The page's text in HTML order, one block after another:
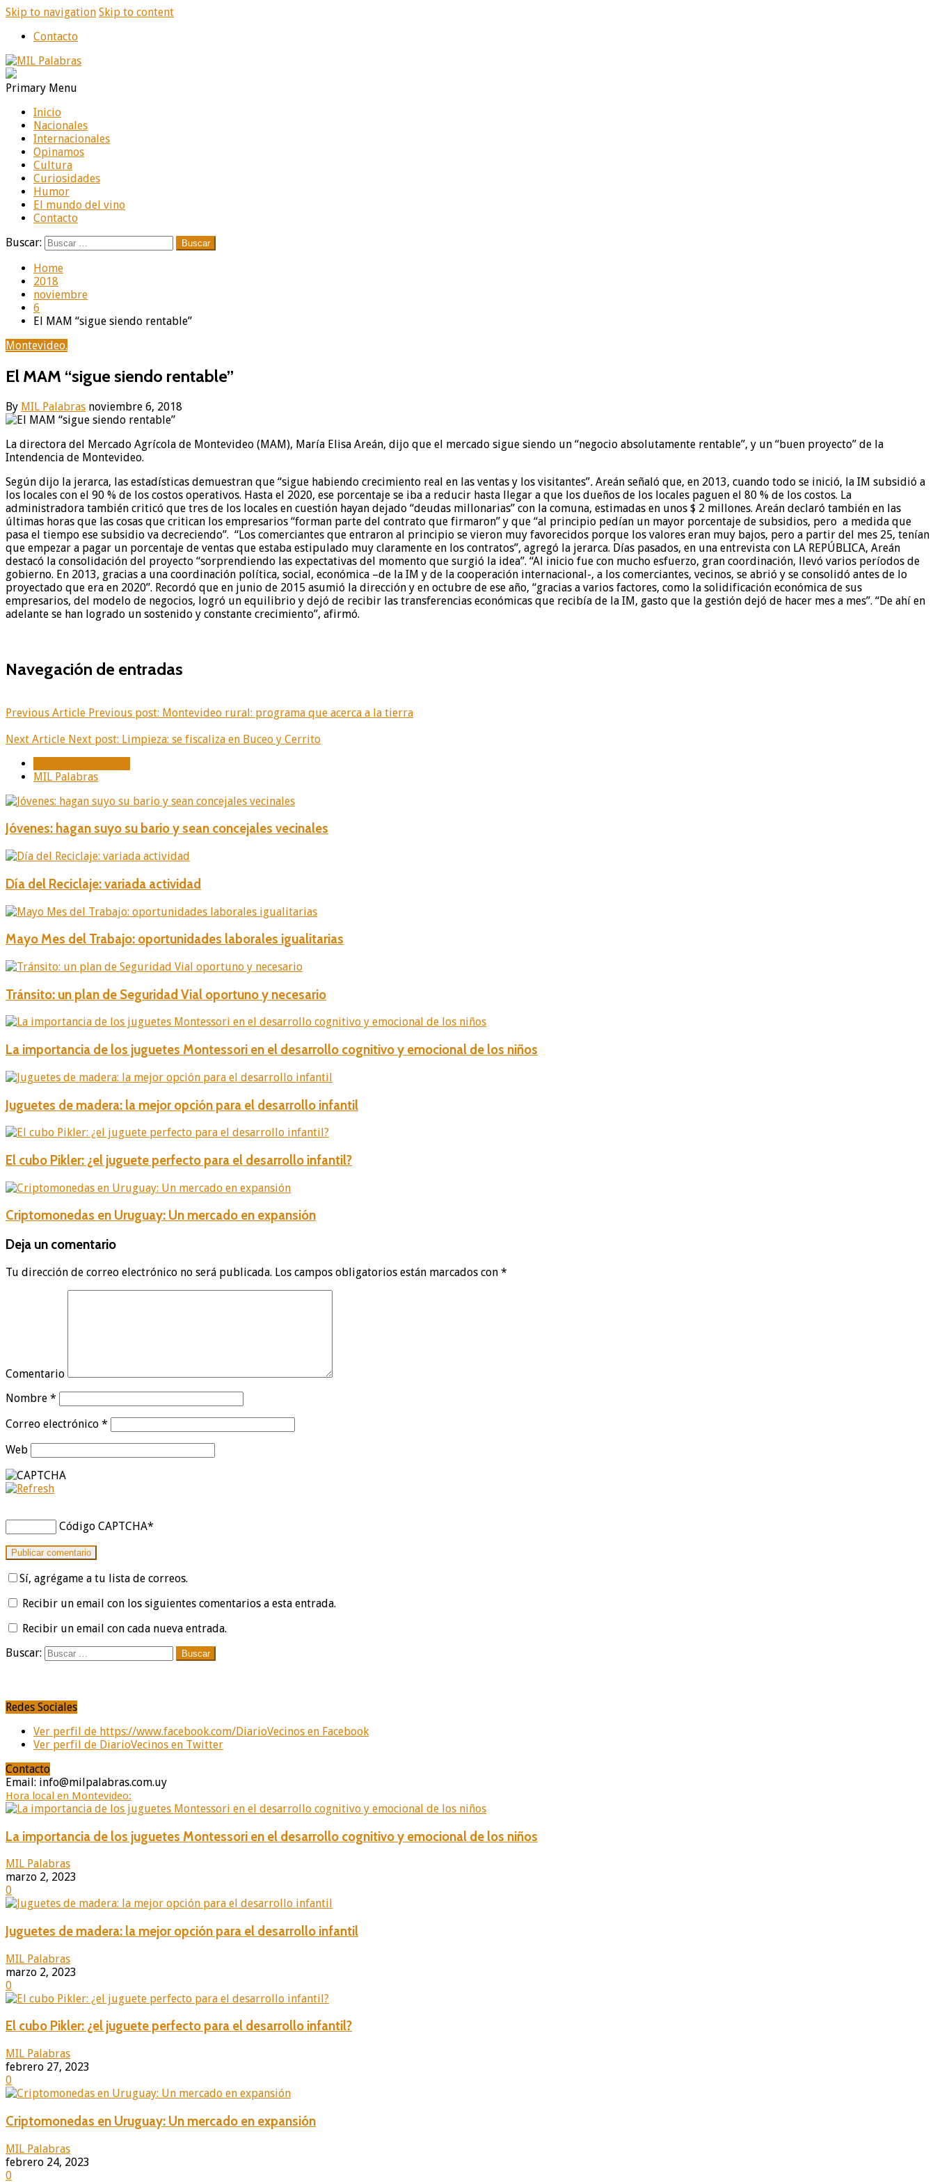
Skip to navigation Skip to content
Contacto
MIL Palabras
Diario online de noticias
Primary Menu
Inicio
Nacionales
Internacionales
Opinamos
Cultura
Curiosidades
Humor
El mundo del vino
Contacto
Buscar:
Home
2018
noviembre
6
El MAM “sigue siendo rentable”
Montevideo.
El MAM “sigue siendo rentable”
By MIL Palabras noviembre 6, 2018
La directora del Mercado Agrícola de Montevideo (MAM), María Elisa Areán, dijo que el mercado sigue siendo un “negocio absolutamente rentable”, y un “buen proyecto” de la
Intendencia de Montevideo.
Según dijo la jerarca, las estadísticas demuestran que “sigue habiendo crecimiento real en las ventas y los visitantes”. Areán señaló que, en 2013, cuando todo se inició, la IM subsidió a
los locales con el 90 % de los costos operativos. Hasta el 2020, ese porcentaje se iba a reducir hasta llegar a que los dueños de los locales paguen el 80 % de los costos. La
administradora también criticó que tres de los locales en cuestión hayan dejado “deudas millonarias” con la comuna, estimadas en unos $ 2 millones. Areán declaró también en las
últimas horas que las cosas que critican los empresarios “forman parte del contrato que firmaron” y que “al principio pedían un mayor porcentaje de subsidios, pero a medida que
pasa el tiempo ese subsidio va decreciendo”. “Los comerciantes que entraron al principio se vieron muy favorecidos porque los valores eran muy bajos, pero a partir del mes 25, tenían
que empezar a pagar un porcentaje de ventas que estaba estipulado muy claramente en los contratos”, agregó la jerarca. Días pasados, en una entrevista con LA REPÚBLICA, Areán
destacó la consolidación del proyecto “sorprendiendo las expectativas del momento que surgió la idea”. “Al inicio fue con mucho esfuerzo, gran coordinación, llevó varios períodos de
gobierno. En 2013, gracias a una coordinación política, social, económica –de la IM y de la cooperación internacional-, a los comerciantes, vecinos, se abrió y se consolidó antes de lo
proyectado que era en 2020”. Recordó que en junio de 2015 asumió la dirección y en octubre de ese año, “gracias a varios factores, como la solidificación económica de sus
empresarios, del modelo de negocios, logró un equilibrio y dejó de recibir las transferencias económicas que recibía de la IM, gasto que la gestión dejó de hacer mes a mes”. “De ahí en
adelante se han logrado un sostenido y constante crecimiento”, afirmó.
Navegación de entradas
Previous Article Previous post: Montevideo rural: programa que acerca a la tierra
Next Article Next post: Limpieza: se fiscaliza en Buceo y Cerrito
MIL Palabras
Jóvenes: hagan suyo su bario y sean concejales vecinales
Día del Reciclaje: variada actividad
Mayo Mes del Trabajo: oportunidades laborales igualitarias
Tránsito: un plan de Seguridad Vial oportuno y necesario
La importancia de los juguetes Montessori en el desarrollo cognitivo y emocional de los niños
Juguetes de madera: la mejor opción para el desarrollo infantil
El cubo Pikler: ¿el juguete perfecto para el desarrollo infantil?
Criptomonedas en Uruguay: Un mercado en expansión
Deja un comentario
Tu dirección de correo electrónico no será publicada. Los campos obligatorios están marcados con *
Comentario
Nombre *
Correo electrónico *
Web
Código CAPTCHA*
Sí, agrégame a tu lista de correos.
Recibir un email con los siguientes comentarios a esta entrada.
Recibir un email con cada nueva entrada.
Buscar:
Redes Sociales
Ver perfil de https://www.facebook.com/DiarioVecinos en Facebook
Ver perfil de DiarioVecinos en Twitter
Contacto
Email: info@milpalabras.com.uy
Hora local en Montevideo:
La importancia de los juguetes Montessori en el desarrollo cognitivo y emocional de los niños
MIL Palabras
marzo 2, 2023
0
Juguetes de madera: la mejor opción para el desarrollo infantil
MIL Palabras
marzo 2, 2023
0
El cubo Pikler: ¿el juguete perfecto para el desarrollo infantil?
MIL Palabras
febrero 27, 2023
0
Criptomonedas en Uruguay: Un mercado en expansión
MIL Palabras
febrero 24, 2023
0